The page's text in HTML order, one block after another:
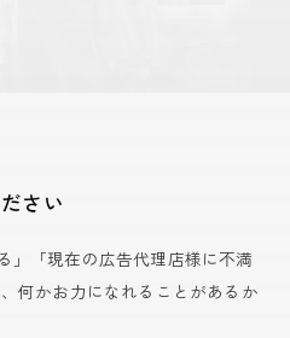
さい
」「現在の広告代理店様に不満
何かお力になれることがあるか